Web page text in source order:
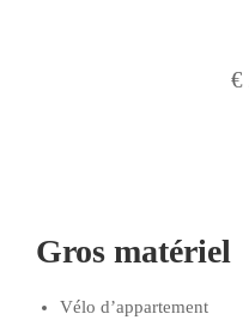
€
Gros matériel
Vélo d’appartement